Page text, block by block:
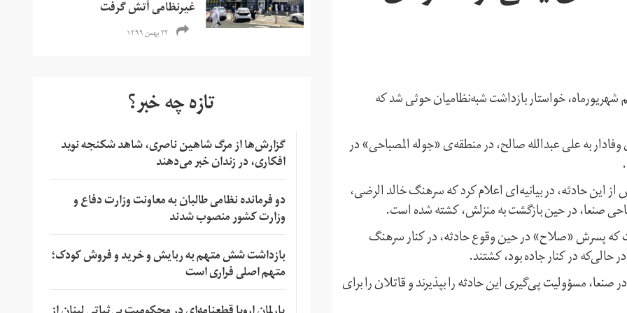
خواستار بازداشت شبه‌نظامیان حوثی شد که
به علی عبدالله‌ صالح، در منطقه‌ی «جوله المصباحی» در
حادثه، در بیانیه‌ای اعلام کرد که سرهنگ خالد الرضی،
صنعا، در حین بازگشت به منزلش، کشته شده است.
که پسرش «صلاح» در حین وقوع حادثه، در کنار سرهنگ
در کنار جاده بود، کشتند.
مسؤولیت پی‌گیری این حادثه را بپذیرند و قاتلان را برای
غیرنظامی آتش گرفت
۲۲ بهمن ۱۳۹۹
تازه چه خبر؟
گزارش‌ها از مرگ شاهین ناصری، شاهد شکنجه نوید
افکاری، در زندان خبر می‌دهند
دو فرمانده نظامی طالبان به معاونت وزارت دفاع و
وزارت کشور منصوب شدند
بازداشت شش متهم به ربایش و خرید و فروش کودک؛
متهم اصلی فراری است